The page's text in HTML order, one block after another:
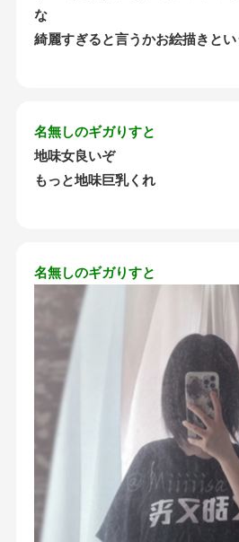
な
綺麗すぎると言うかお絵描きと
名無しのギガりすと
地味女良いぞ
もっと地味巨乳くれ
名無しのギガりすと